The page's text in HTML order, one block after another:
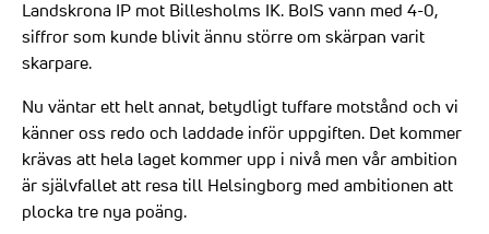
Landskrona IP mot Billesholms IK. BoIS vann med 4-0,
siffror som kunde blivit ännu större om skärpan varit
skarpare.
Nu väntar ett helt annat, betydligt tuffare motstånd och vi
känner oss redo och laddade inför uppgiften. Det kommer
krävas att hela laget kommer upp i nivå men vår ambition
är självfallet att resa till Helsingborg med ambitionen att
plocka tre nya poäng.